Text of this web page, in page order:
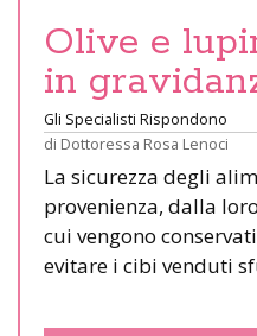
Olive e
in
Gli Specialisti Rispondono
di Dottoressa Rosa Lenoci
La sicurezza degli
provenienza, dalla
cui vengono
evitare i cibi venduti